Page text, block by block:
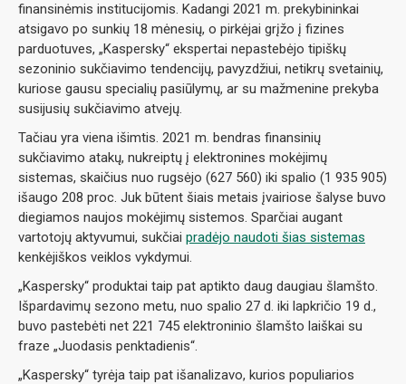
finansinėmis institucijomis. Kadangi 2021 m. prekybininkai
atsigavo po sunkių 18 mėnesių, o pirkėjai grįžo į fizines
parduotuves, „Kaspersky“ ekspertai nepastebėjo tipiškų
sezoninio sukčiavimo tendencijų, pavyzdžiui, netikrų svetainių,
kuriose gausu specialių pasiūlymų, ar su mažmenine prekyba
susijusių sukčiavimo atvejų.
Tačiau yra viena išimtis. 2021 m. bendras finansinių
sukčiavimo atakų, nukreiptų į elektronines mokėjimų
sistemas, skaičius nuo rugsėjo (627 560) iki spalio (1 935 905)
išaugo 208 proc. Juk būtent šiais metais įvairiose šalyse buvo
diegiamos naujos mokėjimų sistemos. Sparčiai augant
vartotojų aktyvumui, sukčiai pradėjo naudoti šias sistemas
kenkėjiškos veiklos vykdymui.
„Kaspersky“ produktai taip pat aptikto daug daugiau šlamšto.
Išpardavimų sezono metu, nuo spalio 27 d. iki lapkričio 19 d.,
buvo pastebėti net 221 745 elektroninio šlamšto laiškai su
fraze „Juodasis penktadienis“.
„Kaspersky“ tyrėja taip pat išanalizavo, kurios populiarios